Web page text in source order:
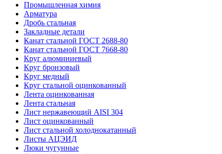
Промышленная химия
Арматура
Дробь стальная
Закладные детали
Канат стальной ГОСТ 2688-80
Канат стальной ГОСТ 7668-80
Круг алюминиевый
Круг бронзовый
Круг медный
Круг стальной оцинкованный
Лента оцинкованная
Лента стальная
Лист нержавеющий AISI 304
Лист оцинкованный
Лист стальной холоднокатанный
Листы АЦЭИД
Люки чугунные